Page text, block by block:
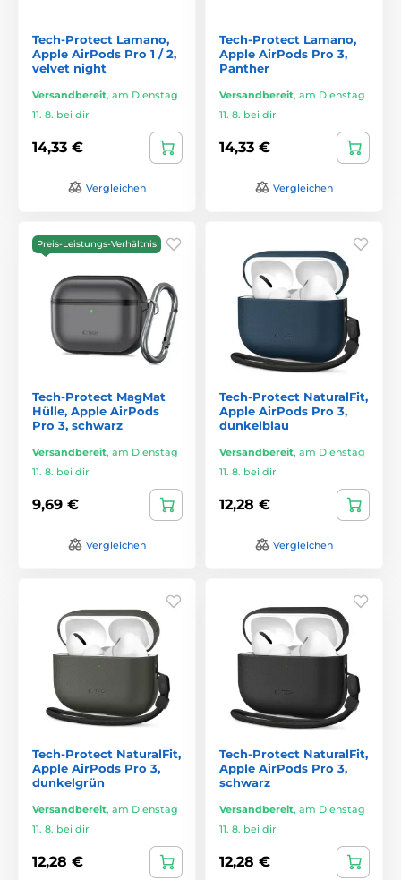
Tech-Protect Lamano,
Apple AirPods Pro 1 / 2,
velvet night
Versandbereit, am Dienstag
11. 8. bei dir
14,33 €
Vergleichen
Tech-Protect Lamano,
Apple AirPods Pro 3,
Panther
Versandbereit, am Dienstag
11. 8. bei dir
14,33 €
Vergleichen
Preis-Leistungs-Verhältnis
Tech-Protect MagMat
Hülle, Apple AirPods
Pro 3, schwarz
Versandbereit, am Dienstag
11. 8. bei dir
9,69 €
Vergleichen
Tech-Protect NaturalFit,
Apple AirPods Pro 3,
dunkelblau
Versandbereit, am Dienstag
11. 8. bei dir
12,28 €
Vergleichen
Tech-Protect NaturalFit,
Apple AirPods Pro 3,
dunkelgrün
Versandbereit, am Dienstag
11. 8. bei dir
12,28 €
Tech-Protect NaturalFit,
Apple AirPods Pro 3,
schwarz
Versandbereit, am Dienstag
11. 8. bei dir
12,28 €